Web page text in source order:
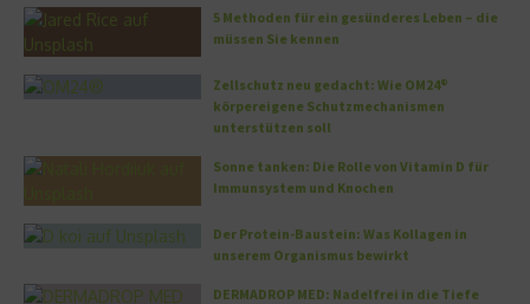
5 Methoden für ein gesünderes Leben – die
müssen Sie kennen
Zellschutz neu gedacht: Wie OM24®
körpereigene Schutzmechanismen
unterstützen soll
Sonne tanken: Die Rolle von Vitamin D für
Immunsystem und Knochen
Der Protein-Baustein: Was Kollagen in
unserem Organismus bewirkt
DERMADROP MED: Nadelfrei in die Tiefe